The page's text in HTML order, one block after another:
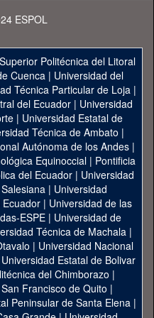
ESPOL
Politécnica del Litoral
Cuenca| Universidad del
Técnica Particular de Loja|
del Ecuador| Universidad
| Universidad Estatal de
Técnica de Ambato |
Autónoma de los Andes|
Equinoccial| Pontificia
del Ecuador | Universidad
| Universidad
| Universidad de las
ESPE | Universidad de
Técnica de Machala|
| Universidad Nacional
Universidad Estatal de Bolivar
del Chimborazo |
Francisco de Quito |
Peninsular de Santa Elena|